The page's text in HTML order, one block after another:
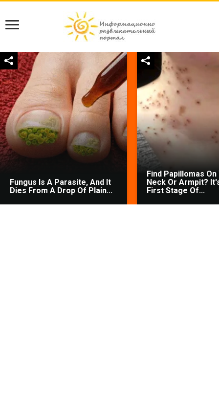
Fungus Is A Parasite, And It
Dies From A Drop Of Plain...
Find Papillomas On
Neck Or Armpit?
First Stage Of...